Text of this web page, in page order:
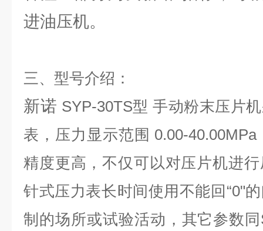
进油压机。
三、型号介绍：
新诺 SYP-30TS型 手动粉末压片
表，压力显示范围 0.00-
精度更高，不仅可以对压片机进
针式压力表长时间使用不能回“0"
制的场所或试验活动 ，其它参数